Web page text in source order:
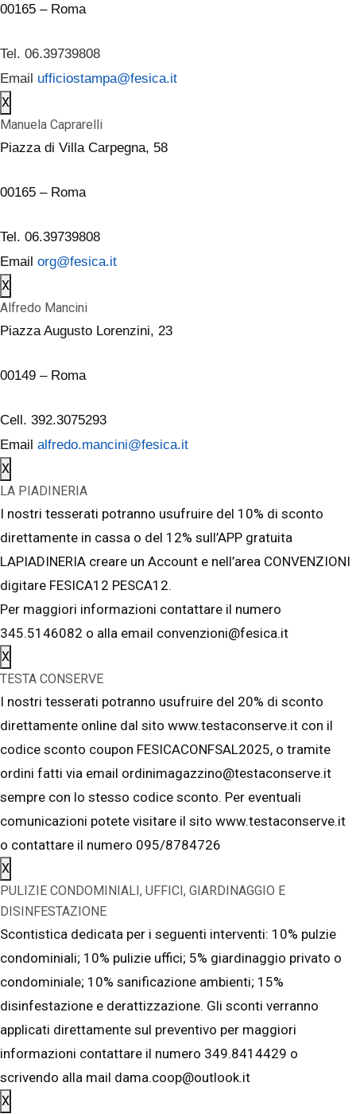
00165 – Roma
Tel. 06.39739808
Email ufficiostampa@fesica.it
X
Manuela Caprarelli
Piazza di Villa Carpegna, 58
00165 – Roma
Tel. 06.39739808
Email org@fesica.it
X
Alfredo Mancini
Piazza Augusto Lorenzini, 23
00149 – Roma
Cell. 392.3075293
Email alfredo.mancini@fesica.it
X
LA PIADINERIA
I nostri tesserati potranno usufruire del 10% di sconto
direttamente in cassa o del 12% sull’APP gratuita
LAPIADINERIA creare un Account e nell’area CONVENZIONI
digitare FESICA12 PESCA12.
Per maggiori informazioni contattare il numero
345.5146082 o alla email convenzioni@fesica.it
X
TESTA CONSERVE
I nostri tesserati potranno usufruire del 20% di sconto
direttamente online dal sito www.testaconserve.it con il
codice sconto coupon FESICACONFSAL2025, o tramite
ordini fatti via email ordinimagazzino@testaconserve.it
sempre con lo stesso codice sconto. Per eventuali
comunicazioni potete visitare il sito www.testaconserve.it
o contattare il numero 095/8784726
X
PULIZIE CONDOMINIALI, UFFICI, GIARDINAGGIO E
DISINFESTAZIONE
Scontistica dedicata per i seguenti interventi: 10% pulzie
condominiali; 10% pulizie uffici; 5% giardinaggio privato o
condominiale; 10% sanificazione ambienti; 15%
disinfestazione e derattizzazione. Gli sconti verranno
applicati direttamente sul preventivo per maggiori
informazioni contattare il numero 349.8414429 o
scrivendo alla mail dama.coop@outlook.it
X